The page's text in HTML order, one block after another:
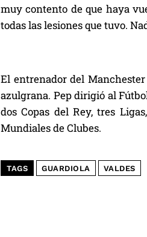
muy contento de que haya
todas las lesiones que tuvo.
El entrenador del
azulgrana. Pep dirigió al
dos Copas del Rey, tres
Mundiales de Clubes.
TAGS GUARDIOLA VALDES